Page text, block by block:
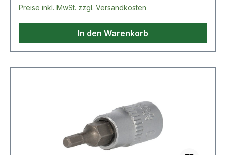
Preise inkl. MwSt. zzgl. Versandkosten
In den Warenkorb